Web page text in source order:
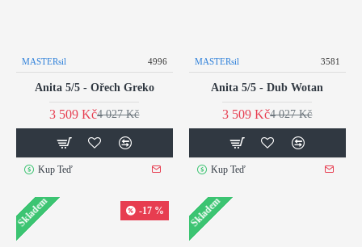
MASTERsil 4996
Anita 5/5 - Ořech Greko
3 509 Kč4 027 Kč
Kup Teď
MASTERsil 3581
Anita 5/5 - Dub Wotan
3 509 Kč4 027 Kč
Kup Teď
Skladem -17 % Skladem